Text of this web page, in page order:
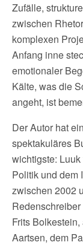
Zufälle,
zwischen
komplexen
Anfang inne
emotionaler
Kälte, was die
angeht, ist
Der Autor hat
spektakuläres
wichtigste:
Politik und dem
zwischen 2002
Frits
Aartsen, dem